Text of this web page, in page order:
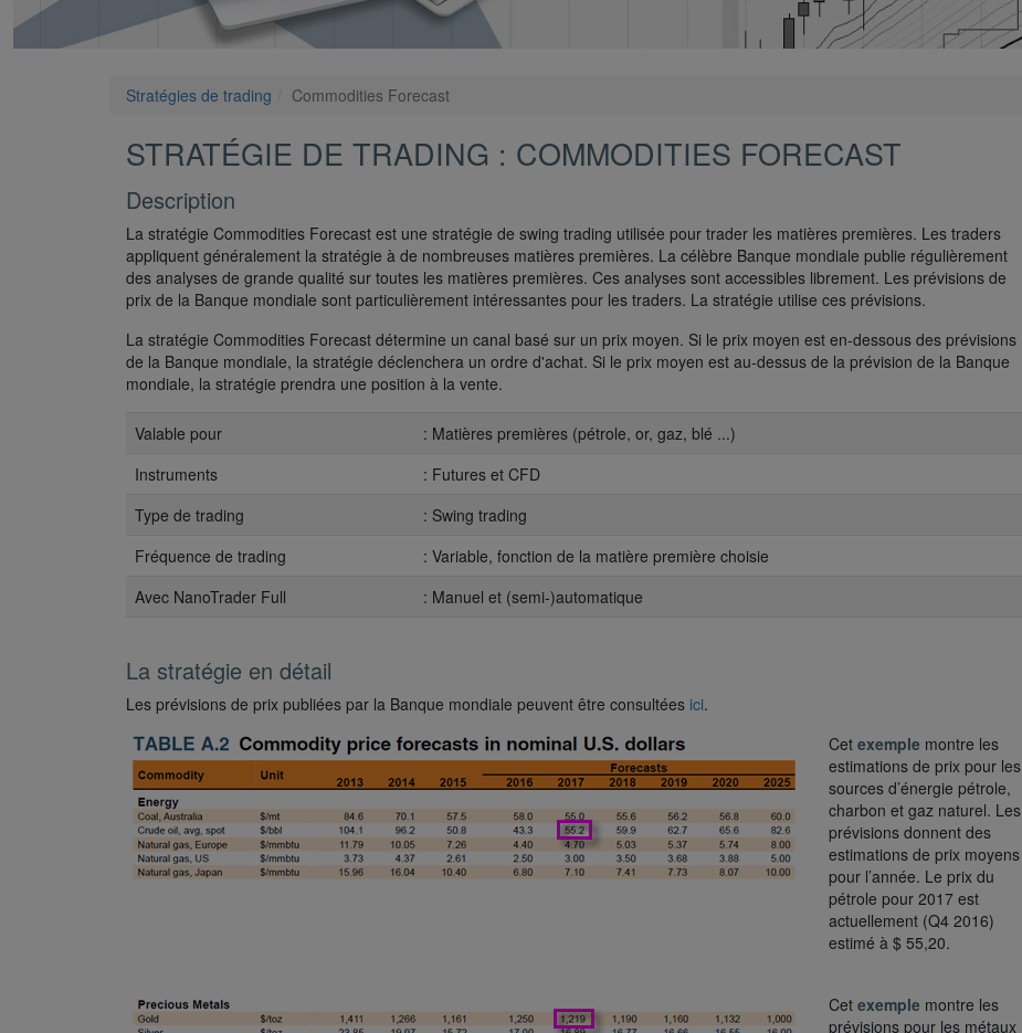
Stratégies de trading Commodities Forecast
STRATÉGIE DE TRADING : COMMODITIES FORECAST
Description
La stratégie Commodities Forecast est une stratégie de swing trading utilisée pour trader les matières premières. Les traders
appliquent généralement la stratégie à de nombreuses matières premières. La célèbre Banque mondiale publie régulièrement
des analyses de grande qualité sur toutes les matières premières. Ces analyses sont accessibles librement. Les prévisions de
prix de la Banque mondiale sont particulièrement intéressantes pour les traders. La stratégie utilise ces prévisions.
La stratégie Commodities Forecast détermine un canal basé sur un prix moyen. Si le prix moyen est en-dessous des prévisions
de la Banque mondiale, la stratégie déclenchera un ordre d'achat. Si le prix moyen est au-dessus de la prévision de la Banque
mondiale, la stratégie prendra une position à la vente.
Valable pour
: Matières premières (pétrole, or, gaz, blé ...)
Instruments
: Futures et CFD
Type de trading
: Swing trading
Fréquence de trading
: Variable, fonction de la matière première choisie
Avec NanoTrader Full
: Manuel et (semi-)automatique
La stratégie en détail
Les prévisions de prix publiées par la Banque mondiale peuvent être consultées ici.
Cet exemple montre les
estimations de prix pour les
sources d’énergie pétrole,
charbon et gaz naturel. Les
prévisions donnent des
estimations de prix moyens
pour l’année. Le prix du
pétrole pour 2017 est
actuellement (Q4 2016)
estimé à $ 55,20.
Cet exemple montre les
prévisions pour les métaux